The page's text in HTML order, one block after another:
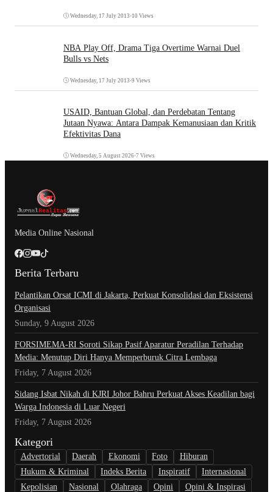
Wednesday, 17 July 2013 •10 Views
NBA Play Off, Drama Tiga Overtime Warnai Duel
Bulls vs Nets
Wednesday, 17 July 2013 •9 Views
USAID, Bantuan Global, dan Perdebatan Tentang
Jutaan Nyawa: Antara Dampak Kemanusiaan dan Kritik
Efektivitas Dana
Wednesday, 5 August 2026•7 Views
Media Online Nasional
Berita Terbaru
Pelantikan Orsat ICMI di Jakarta, Perkuat Konsolidasi dan Eksistensi
Organisasi
Sunday, 9 August 2026
​FORSIMEMA-RI Soroti Sikap Pasif Aparatur Peradilan Terhadap
Media: Menutup Diri Hanya Memperburuk Citra Lembaga
Friday, 7 August 2026
Sidang Isbat Nikah di KJRI Johor Bahru Perkuat Akses Keadilan bagi
Warga Indonesia di Luar Negeri
Friday, 7 August 2026
Kategori
Advertorial Daerah Ekonomi Foto
Hiburan
Hukum & Kriminal
Indeks Berita Inspiratif
Internasional
Kepolisian
Nasional Olahraga Opini Opini & Inspirasi